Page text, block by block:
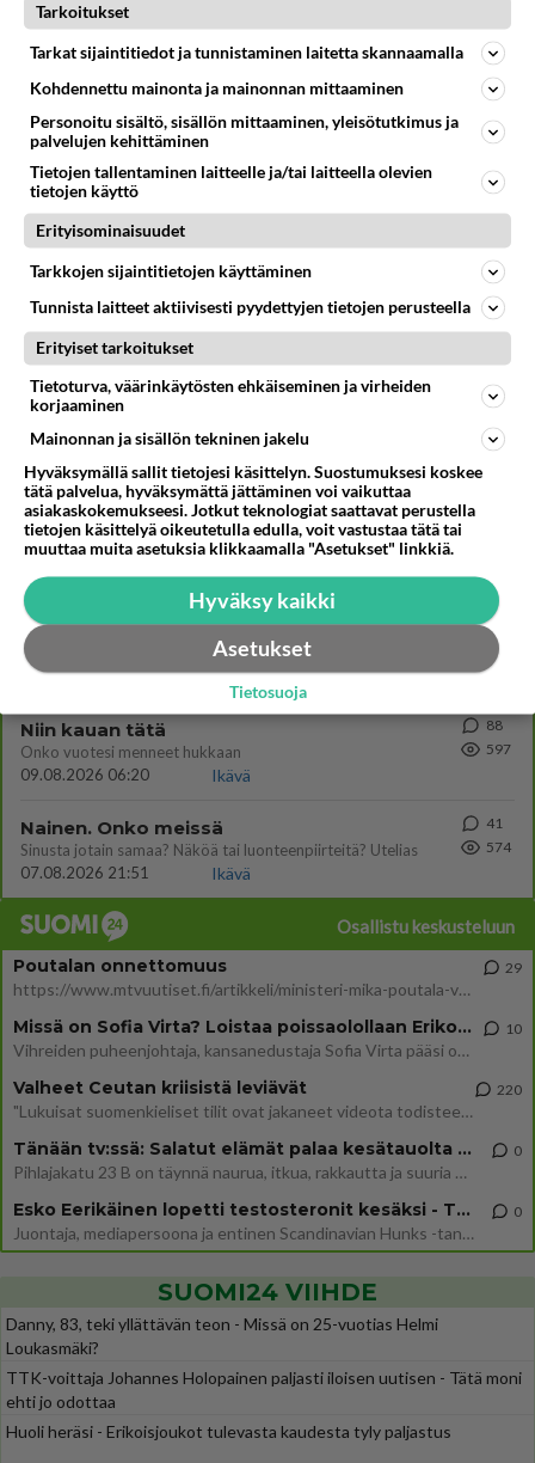
Mopomiitti!
08.08.2026 18:32
Tuusula
398
1247
Ei se nainen edes oo
mitenkään nätti 🤣🤣🤣🤣🤣
08.08.2026 19:19
77
Poliisi kiilasi mopoilijan
08.08.2026 19:55
Kiuruvesi
984
Käviskö tällainen suhde
09.08.2026 17:40
Ikävä
65
Onko täällä ketään
08.08.2026 19:54
Ikävä
46
644
Vetovoima
Onko välillänne suuri vetovoima ja miten se ilmenee? Onko siitä haittaa?
08.08.2026 14:24
Ikävä
Aina vaan mietin sua
Miksen saa sinua mielestäni pois
08.08.2026 17:08
Ikävä
34
608
Niin kauan tätä
Onko vuotesi menneet hukkaan
09.08.2026 06:20
Ikävä
88
597
Nainen. Onko meissä
Sinusta jotain samaa? Näköä tai luonteenpiirteitä? Utelias
07.08.2026 21:51
Ikävä
41
574
Osallistu keskusteluun
Poutalan onnettomuus
https://www.mtvuutiset.fi/artikkeli/ministeri-mika-poutala-vakavassa-onnettomuudessa/9375980 Kumma kun jutussa ei manit
29
Missä on Sofia Virta? Loistaa poissaolollaan Erikoisjoukot uudelta kaudelta
Vihreiden puheenjohtaja, kansanedustaja Sofia Virta pääsi otsikoihin, kun tieto hänen osallistumisestaan Erikoisjoukot-k
10
Valheet Ceutan kriisistä leviävät
"Lukuisat suomenkieliset tilit ovat jakaneet videota todisteena siitä, että siirtolaisjoukot aiheuttavat edelleen Ceutas
220
Tänään tv:ssä: Salatut elämät palaa kesätauolta - Tässä hieman juonipaljastuksia
Pihlajakatu 23 B on täynnä naurua, itkua, rakkautta ja suuria salaisuuksia. Suomalaisten yksi pitkäikäisimmistä draamas
0
Esko Eerikäinen lopetti testosteronit kesäksi - Tämä ikävä vaikutus iski heti
Juontaja, mediapersoona ja entinen Scandinavian Hunks -tanssija Esko Eerikäinen on tunnettu avoimuudestaan. Nyt Eerikäi
0
SUOMI24 VIIHDE
Danny, 83, teki yllättävän teon - Missä on 25-vuotias Helmi
Loukasmäki?
TTK-voittaja Johannes Holopainen paljasti iloisen uutisen - Tätä moni
ehti jo odottaa
Huoli heräsi - Erikoisjoukot tulevasta kaudesta tyly paljastus
Tarkoitukset
Tarkat sijaintitiedot ja tunnistaminen laitetta skannaamalla
Kohdennettu mainonta ja mainonnan mittaaminen
Personoitu sisältö, sisällön mittaaminen, yleisötutkimus ja
palvelujen kehittäminen
Tietojen tallentaminen laitteelle ja/tai laitteella olevien
tietojen käyttö
Erityisominaisuudet
Tarkkojen sijaintitietojen käyttäminen
Tunnista laitteet aktiivisesti pyydettyjen tietojen perusteella
Erityiset tarkoitukset
Tietoturva, väärinkäytösten ehkäiseminen ja virheiden
korjaaminen
Mainonnan ja sisällön tekninen jakelu
Hyväksymällä sallit tietojesi käsittelyn. Suostumuksesi koskee
tätä palvelua, hyväksymättä jättäminen voi vaikuttaa
asiakaskokemukseesi. Jotkut teknologiat saattavat perustella
tietojen käsittelyä oikeutetulla edulla, voit vastustaa tätä tai
muuttaa muita asetuksia klikkaamalla "Asetukset" linkkiä.
Hyväksy kaikki
Asetukset
Tietosuoja